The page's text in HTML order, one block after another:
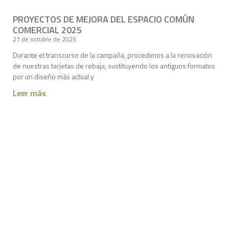
PROYECTOS DE MEJORA DEL ESPACIO COMÚN
COMERCIAL 2025
21 de octubre de 2025
Durante el transcurso de la campaña, procedimos a la renovación
de nuestras tarjetas de rebaja, sustituyendo los antiguos formatos
por un diseño más actual y
Leer más